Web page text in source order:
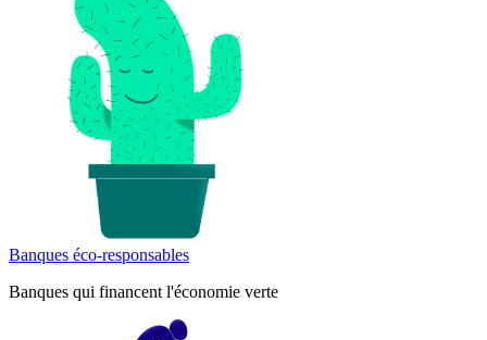
Banques éco-responsables
Banques qui financent l'économie verte